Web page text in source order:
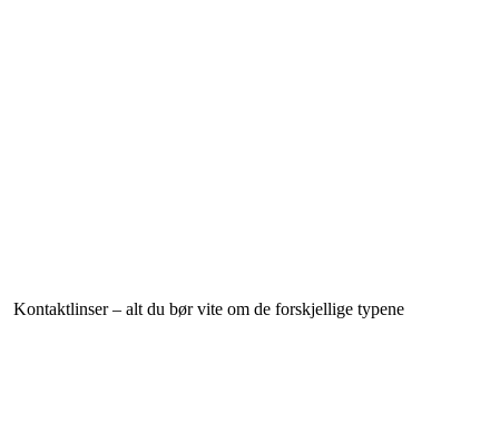
Kontaktlinser – alt du bør vite om de forskjellige typene